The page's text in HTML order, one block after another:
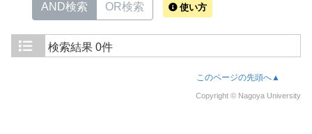
AND検索 OR検索 使い方
検索結果 0件
このページの先頭へ▲
Copyright © Nagoya University